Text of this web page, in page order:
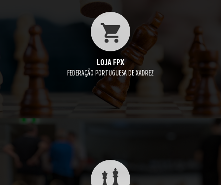
LOJA FPX
FEDERAÇÃO PORTUGUESA DE XADREZ